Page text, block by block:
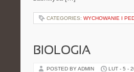
CATEGORIES: WYCHOWANIE I
BIOLOGIA
POSTED BY ADMIN LUT - 5 -